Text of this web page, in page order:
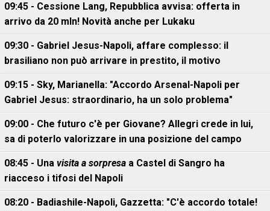
09:45 - Cessione Lang, Repubblica avvisa: offerta in
arrivo da 20 mln! Novità anche per Lukaku
09:30 - Gabriel Jesus-Napoli, affare complesso: il
brasiliano non può arrivare in prestito, il motivo
09:15 - Sky, Marianella: "Accordo Arsenal-Napoli per
Gabriel Jesus: straordinario, ha un solo problema"
09:00 - Che futuro c'è per Giovane? Allegri crede in lui,
sa di poterlo valorizzare in una posizione del campo
08:45 - Una visita a sorpresa a Castel di Sangro ha
riacceso i tifosi del Napoli
08:20 - Badiashile-Napoli, Gazzetta: "C'è accordo totale!